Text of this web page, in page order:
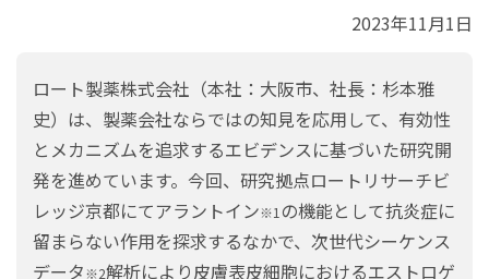
R&Dライブラリー
研究開発方針
研究開発新着情報
2023年11月1日
ロート製薬株式会社（本社：大阪市、社長：杉本雅
史）は、製薬会社ならではの知見を応用して、有効性
とメカニズムを追求するエビデンスに基づいた研究開
発を進めています。今回、研究拠点ロートリサーチビ
レッジ京都にてアラントイン※1 の機能として抗炎症に
留まらない作用を探求するなかで、次世代シーケンス
データ※2解析により皮膚表皮細胞におけるエストロゲ